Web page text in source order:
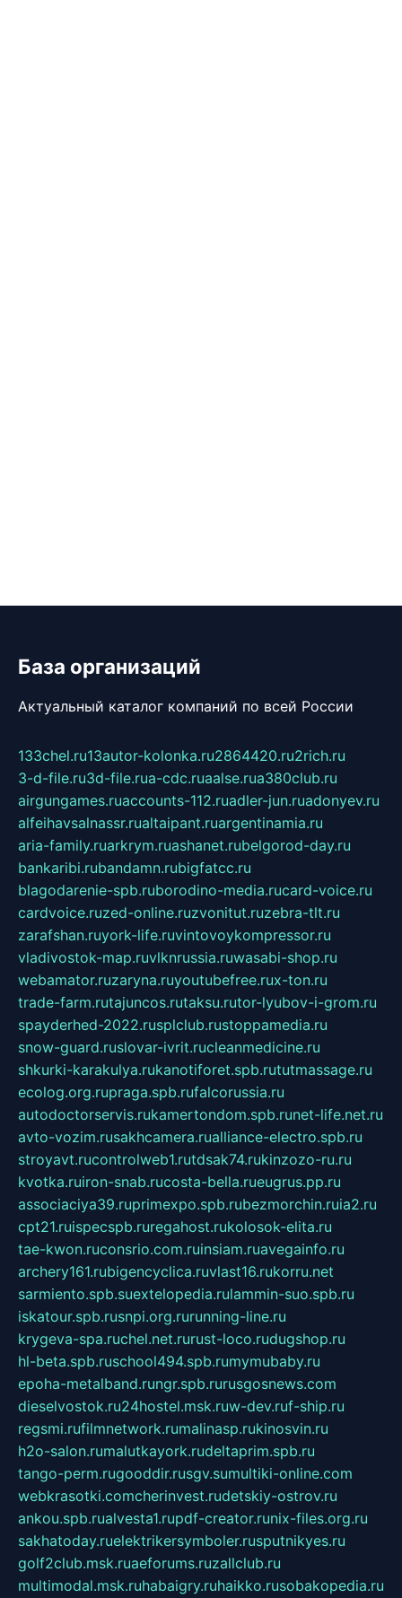
База организаций
Актуальный каталог компаний по всей России
133chel.ru13autor-kolonka.ru2864420.ru2rich.ru
3-d-file.ru3d-file.rua-cdc.ruaalse.rua380club.ru
airgungames.ruaccounts-112.ruadler-jun.ruadonyev.ru
alfeihavsalnassr.rualtaipant.ruargentinamia.ru
aria-family.ruarkrym.ruashanet.rubelgorod-day.ru
bankaribi.rubandamn.rubigfatcc.ru
blagodarenie-spb.ruborodino-media.rucard-voice.ru
cardvoice.ruzed-online.ruzvonitut.ruzebra-tlt.ru
zarafshan.ruyork-life.ruvintovoykompressor.ru
vladivostok-map.ruvlknrussia.ruwasabi-shop.ru
webamator.ruzaryna.ruyoutubefree.rux-ton.ru
trade-farm.rutajuncos.rutaksu.rutor-lyubov-i-grom.ru
spayderhed-2022.rusplclub.rustoppamedia.ru
snow-guard.ruslovar-ivrit.rucleanmedicine.ru
shkurki-karakulya.rukanotiforet.spb.rututmassage.ru
ecolog.org.rupraga.spb.rufalcorussia.ru
autodoctorservis.rukamertondom.spb.runet-life.net.ru
avto-vozim.rusakhcamera.rualliance-electro.spb.ru
stroyavt.rucontrolweb1.rutdsak74.rukinzozo-ru.ru
kvotka.ruiron-snab.rucosta-bella.rueugrus.pp.ru
associaciya39.ruprimexpo.spb.rubezmorchin.ruia2.ru
cpt21.ruispecspb.ruregahost.rukolosok-elita.ru
tae-kwon.ruconsrio.com.ruinsiam.ruavegainfo.ru
archery161.rubigencyclica.ruvlast16.rukorru.net
sarmiento.spb.suextelopedia.rulammin-suo.spb.ru
iskatour.spb.rusnpi.org.rurunning-line.ru
krygeva-spa.ruchel.net.rurust-loco.rudugshop.ru
hl-beta.spb.ruschool494.spb.rumymubaby.ru
epoha-metalband.rungr.spb.rurusgosnews.com
dieselvostok.ru24hostel.msk.ruw-dev.ruf-ship.ru
regsmi.rufilmnetwork.rumalinasp.rukinosvin.ru
h2o-salon.rumalutkayork.rudeltaprim.spb.ru
tango-perm.rugooddir.rusgv.sumultiki-online.com
webkrasotki.comcherinvest.rudetskiy-ostrov.ru
ankou.spb.rualvesta1.rupdf-creator.runix-files.org.ru
sakhatoday.ruelektrikersymboler.rusputnikyes.ru
golf2club.msk.ruaeforums.ruzallclub.ru
multimodal.msk.ruhabaigry.ruhaikko.rusobakopedia.ru